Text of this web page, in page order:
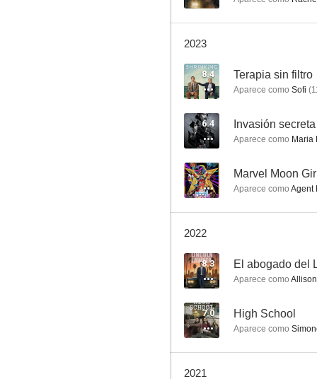
Vengadores: Infinity War
7.8
7.6
2023
8.4 Terapia sin filtro
Aparece como Sofi (
6.4 Invasión secreta
Aparece como Maria
-- Marvel Moon
Aparece como Agent
2022
8.3 El abogado del
Aparece como Allison
7.0 High School
Aparece como
2021